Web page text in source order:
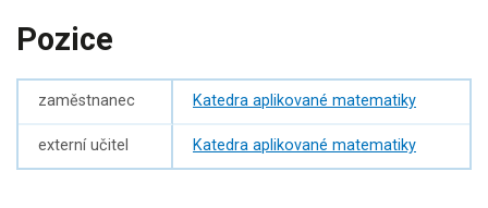
Pozice
zaměstnanec Katedra aplikované matematiky
externí učitel Katedra aplikované matematiky